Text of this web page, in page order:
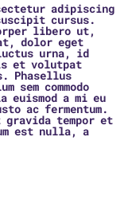
adipiscing
cursus.
libero ut,
dolor eget
urna, id
et volutpat
Phasellus
commodo
euismod a mi eu
ac fermentum.
tempor et
est nulla, a